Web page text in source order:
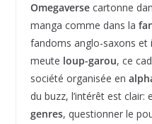
Omegaversecartonne
manga comme dans la
fandoms anglo-saxons et
meute loup-garou, ce
société organisée en
du buzz, l’intérêt est clair:
genres, questionner le